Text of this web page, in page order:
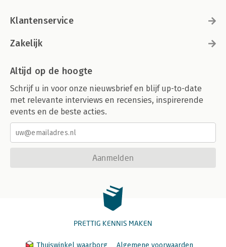
Klantenservice
Zakelijk
Altijd op de hoogte
Schrijf u in voor onze nieuwsbrief en blijf up-to-date
met relevante interviews en recensies, inspirerende
events en de beste acties.
Aanmelden
PRETTIG KENNIS MAKEN
Thuiswinkel waarborg Algemene voorwaarden